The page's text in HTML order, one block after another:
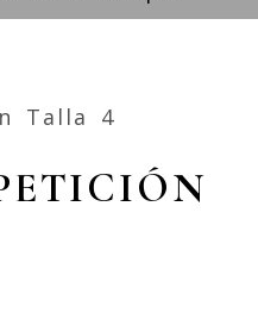
Talla 4